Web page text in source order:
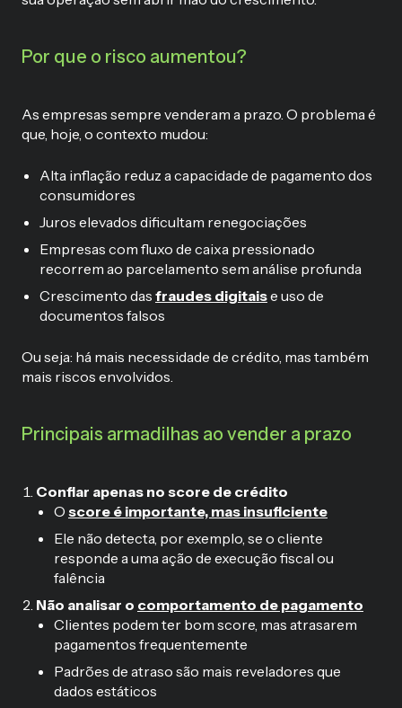
Por que o risco aumentou?
As empresas sempre venderam a prazo. O problema é
que, hoje, o contexto mudou:
Alta inflação reduz a capacidade de pagamento dos
consumidores
Juros elevados dificultam renegociações
Empresas com fluxo de caixa pressionado
recorrem ao parcelamento sem análise profunda
Crescimento das fraudes digitaise uso de
documentos falsos
Ou seja: há mais necessidade de crédito, mas também
mais riscos envolvidos.
Principais armadilhas ao vender a prazo
Confiar apenas no score de crédito
O score é importante, mas insuficiente
Ele não detecta, por exemplo, se o cliente
responde a uma ação de execução fiscal ou
falência
Não analisar o comportamento de pagamento
Clientes podem ter bom score, mas atrasarem
pagamentos frequentemente
Padrões de atraso são mais reveladores que
dados estáticos